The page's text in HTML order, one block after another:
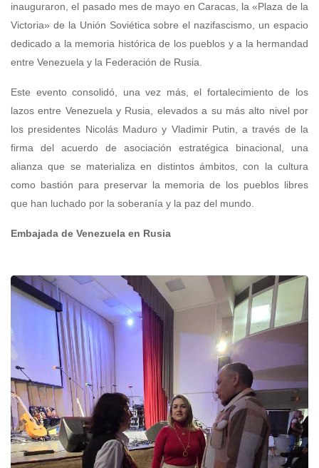
inauguraron, el pasado mes de mayo en Caracas, la «Plaza de la
Victoria» de la Unión Soviética sobre el nazifascismo, un espacio
dedicado a la memoria histórica de los pueblos y a la hermandad
entre Venezuela y la Federación de Rusia.
Este evento consolidó, una vez más, el fortalecimiento de los
lazos entre Venezuela y Rusia, elevados a su más alto nivel por
los presidentes Nicolás Maduro y Vladimir Putin, a través de la
firma del acuerdo de asociación estratégica binacional, una
alianza que se materializa en distintos ámbitos, con la cultura
como bastión para preservar la memoria de los pueblos libres
que han luchado por la soberanía y la paz del mundo.
Embajada de Venezuela en Rusia